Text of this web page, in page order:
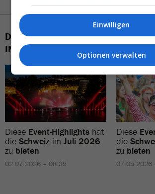
DAS KÖNNTE SIE AUCH
INTERESSIEREN
Diese Event-Highlights hat
die Schweiz im Juli 2026
zu bieten
02.07.2026 – 08:35
Diese
die
zu bieten
07.05.2026
Einwilligen
Optionen verwalten